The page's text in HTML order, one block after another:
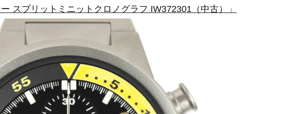
スプリットミニットクロノグラフ IW372301（中古）」